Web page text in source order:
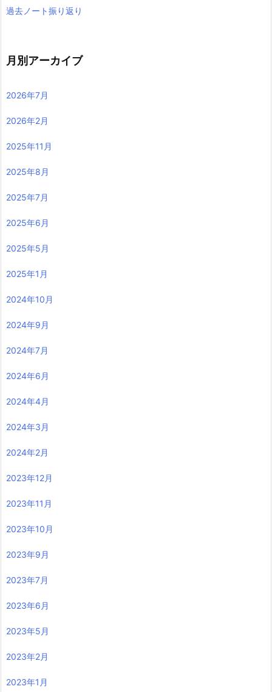
過去ノート振り返り
月別アーカイブ
2026年7月
2026年2月
2025年11月
2025年8月
2025年7月
2025年6月
2025年5月
2025年1月
2024年10月
2024年9月
2024年7月
2024年6月
2024年4月
2024年3月
2024年2月
2023年12月
2023年11月
2023年10月
2023年9月
2023年7月
2023年6月
2023年5月
2023年2月
2023年1月